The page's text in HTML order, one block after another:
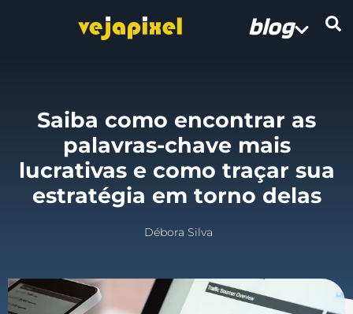
blog
Saiba como encontrar as
palavras-chave mais
lucrativas e como traçar sua
estratégia em torno delas
Débora Silva